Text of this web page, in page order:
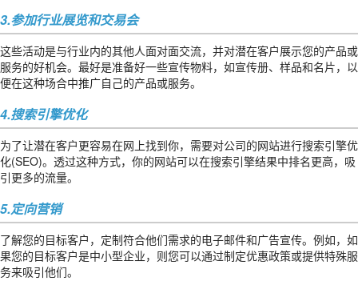
3.参加行业展览和交易会
这些活动是与行业内的其他人面对面交流，并对潜在客户展示您的产品或
服务的好机会。最好是准备好一些宣传物料，如宣传册、样品和名片，以
便在这种场合中推广自己的产品或服务。
4.搜索引擎优化
为了让潜在客户更容易在网上找到你，需要对公司的网站进行搜索引擎优
化(SEO)。透过这种方式，你的网站可以在搜索引擎结果中排名更高，吸
引更多的流量。
5.定向营销
了解您的目标客户，定制符合他们需求的电子邮件和广告宣传。例如，如
果您的目标客户是中小型企业，则您可以通过制定优惠政策或提供特殊服
务来吸引他们。